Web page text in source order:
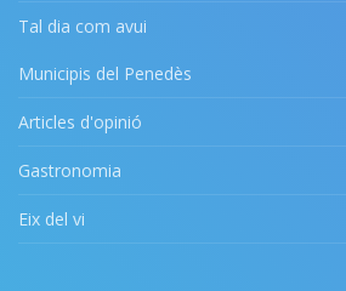
Tal dia com avui
Municipis del Penedès
Articles d'opinió
Gastronomia
Eix del vi